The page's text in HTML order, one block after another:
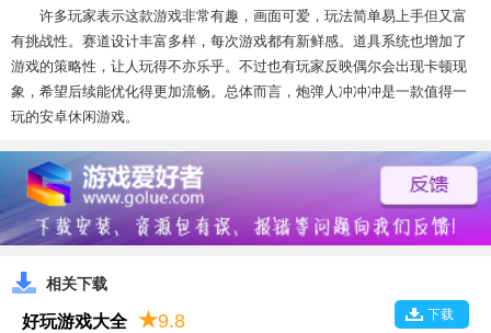
许多玩家表示这款游戏非常有趣，画面可爱，玩法简单易上手但又富
有挑战性。赛道设计丰富多样，每次游戏都有新鲜感。道具系统也增加了
游戏的策略性，让人玩得不亦乐乎。不过也有玩家反映偶尔会出现卡顿现
象，希望后续能优化得更加流畅。总体而言，炮弹人冲冲冲是一款值得一
玩的安卓休闲游戏。
相关下载
下载
好玩游戏大全 ★9.8